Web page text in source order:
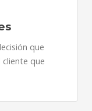
que
que